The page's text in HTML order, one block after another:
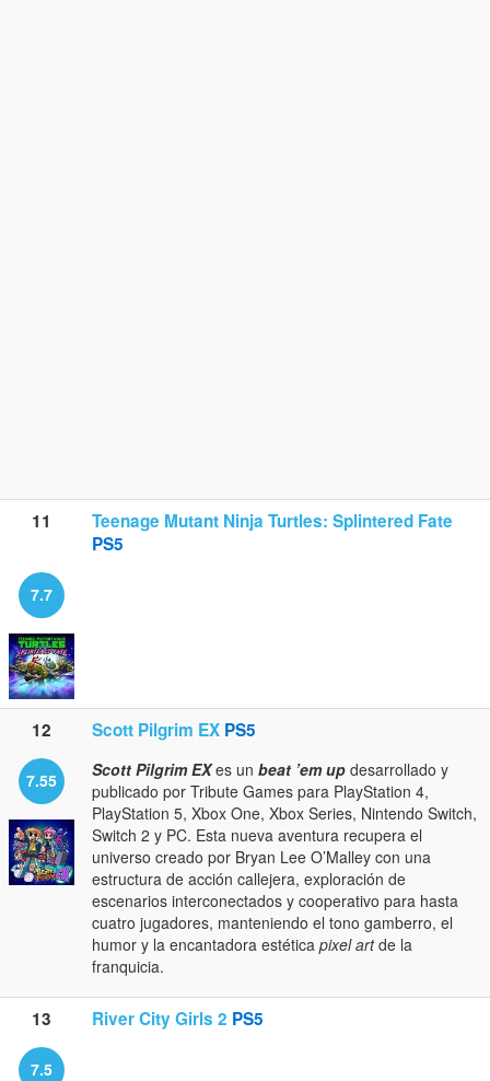
11
Teenage Mutant Ninja Turtles: Splintered Fate
PS5
7.7
12 Scott Pilgrim EX PS5
7.55 Scott Pilgrim EXes un beat ’em up desarrollado y
publicado por Tribute Games para PlayStation 4,
PlayStation 5, Xbox One, Xbox Series, Nintendo Switch,
Switch 2 y PC. Esta nueva aventura recupera el
universo creado por Bryan Lee O’Malley con una
estructura de acción callejera, exploración de
escenarios interconectados y cooperativo para hasta
cuatro jugadores, manteniendo el tono gamberro, el
humor y la encantadora estética pixel artde la
franquicia.
13 River City Girls 2 PS5
7.5